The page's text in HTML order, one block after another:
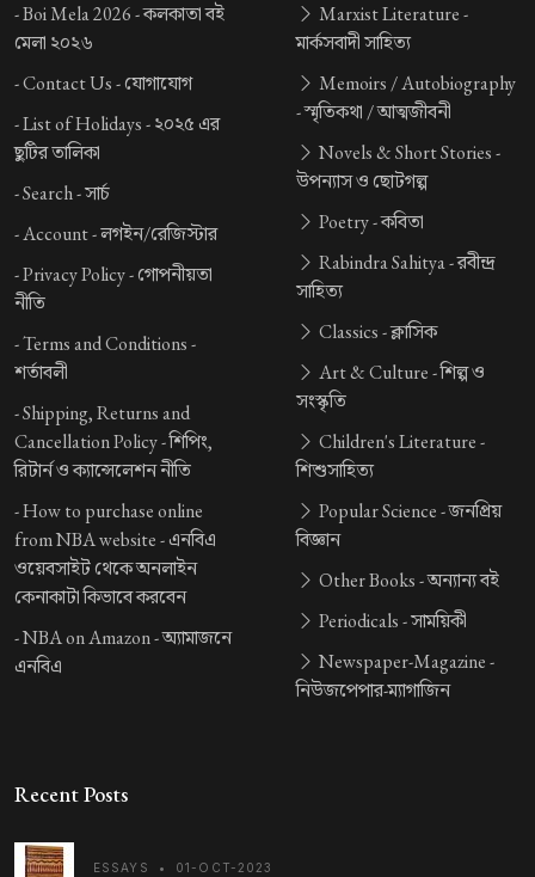
-Boi Mela 2026 -কলকাতা বই
মেলা ২০২৬
-Contact Us -যোগাযোগ
-List of Holidays -২০২৫ এর
ছুটির তালিকা
-Search -সার্চ
-Account -লগইন/রেজিস্টার
-Privacy Policy -গোপনীয়তা
নীতি
-Terms and Conditions -
শর্তাবলী
-Shipping, Returns and
Cancellation Policy -শিপিং,
রিটার্ন ও ক্যান্সেলেশন নীতি
-How to purchase online
from NBA website -এনবিএ
ওয়েবসাইট থেকে অনলাইন
কেনাকাটা কিভাবে করবেন
-NBA on Amazon -অ্যামাজনে
এনবিএ
Marxist Literature -
মার্কসবাদী সাহিত্য
Memoirs / Autobiography
-স্মৃতিকথা / আত্মজীবনী
Novels & Short Stories -
উপন্যাস ও ছোটগল্প
Poetry -কবিতা
Rabindra Sahitya -রবীন্দ্র
সাহিত্য
Classics -ক্লাসিক
Art & Culture -শিল্প ও
সংস্কৃতি
Children's Literature -
শিশুসাহিত্য
Popular Science -জনপ্রিয়
বিজ্ঞান
Other Books -অন্যান্য বই
Periodicals -সাময়িকী
Newspaper-Magazine -
নিউজপেপার-ম্যাগাজিন
Recent Posts
ESSAYS • 01-OCT-2023